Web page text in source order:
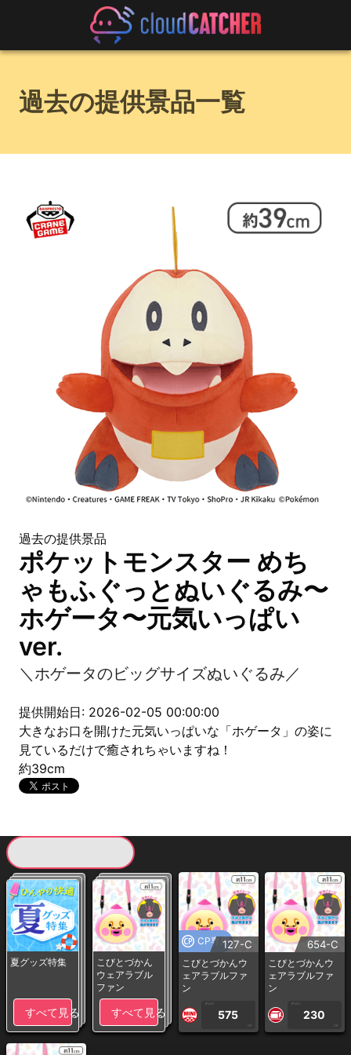
過去の提供景品一覧
過去の提供景品
ポケットモンスター めち
ゃもふぐっとぬいぐるみ〜
ホゲータ〜元気いっぱい
ver.
＼ホゲータのビッグサイズぬいぐるみ／
提供開始日: 2026-02-05 00:00:00
大きなお口を開けた元気いっぱいな「ホゲータ」の姿に
見ているだけで癒されちゃいますね！
約39cm
夏グッズ特集
すべて見る
こびとづかん
ウェアラブル
ファン
すべて見る
CP専用127-C
こびとづかんウ
ェアラブルファ
ン
1PLAY
575
CP
654-C
こびとづかんウ
ェアラブルファ
ン
1PLAY
230
CP